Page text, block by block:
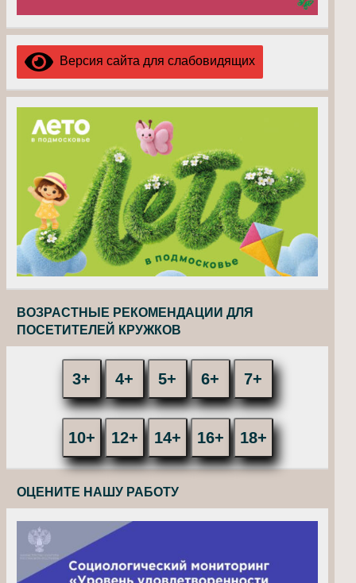
Версия сайта для слабовидящих
ВОЗРАСТНЫЕ РЕКОМЕНДАЦИИ ДЛЯ
ПОСЕТИТЕЛЕЙ КРУЖКОВ
3+ 4+ 5+ 6+ 7+
10+ 12+ 14+ 16+ 18+
ОЦЕНИТЕ НАШУ РАБОТУ